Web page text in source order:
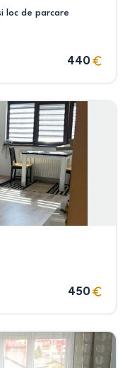
loc de parcare
440
450